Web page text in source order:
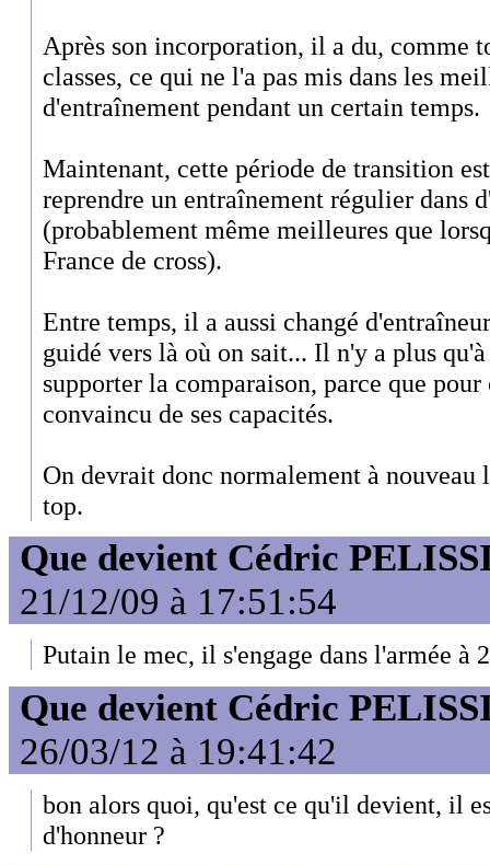
Après son incorporation, il a du, comme
classes, ce qui ne l'a pas mis dans les
d'entraînement pendant un certain temps.
Maintenant, cette période de transition
reprendre un entraînement régulier dans
(probablement même meilleures que
France de cross).
Entre temps, il a aussi changé
guidé vers là où on sait... Il n'y a plus
supporter la comparaison, parce que
convaincu de ses capacités.
On devrait donc normalement à
top.
Que devient Cédric
21/12/09 à 17:51:54
Putain le mec, il s'engage dans l'armée à
Que devient Cédric
26/03/12 à 19:41:42
bon alors quoi, qu'est ce qu'il devient, il
d'honneur ?